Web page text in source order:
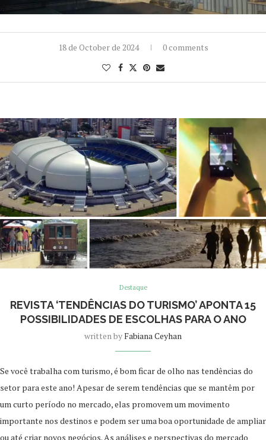
18 de October de 2024 0 comments
Destaque
REVISTA ‘TENDÊNCIAS DO TURISMO’ APONTA 15
POSSIBILIDADES DE ESCOLHAS PARA O ANO
written byFabiana Ceyhan
Se você trabalha com turismo, é bom ficar de olho nas tendências do
setor para este ano! Apesar de serem tendências que se mantêm por
um curto período no mercado, elas promovem um movimento
importante nos destinos e podem ser uma boa oportunidade de ampliar
ou até criar novos negócios. As análises e perspectivas do mercado